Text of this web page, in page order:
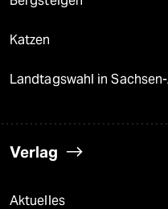
Katzen
Landtagswahl in
Verlag
Aktuelles